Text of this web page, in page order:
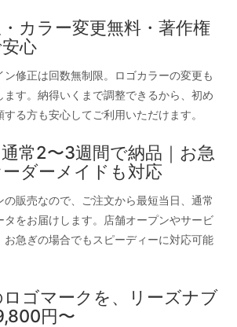
カラー変更無料・著作権
心
ン修正は回数無制限。ロゴカラーの変更も
ます。納得いくまで調整できるから、初め
る方も安心してご利用いただけます。
常2〜3週間で納品｜お急
ダーメイドも対応
の販売なので、ご注文から最短当日、通常
タをお届けします。店舗オープンやサービ
お急ぎの場合でもスピーディーに対応可能
ゴマークを、リーズナブ
円〜